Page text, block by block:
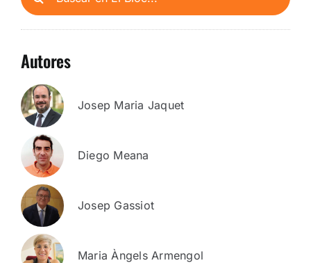
Autores
Josep Maria Jaquet
Diego Meana
Josep Gassiot
Maria Àngels Armengol